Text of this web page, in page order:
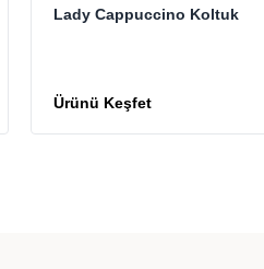
Lady Cappuccino Koltuk